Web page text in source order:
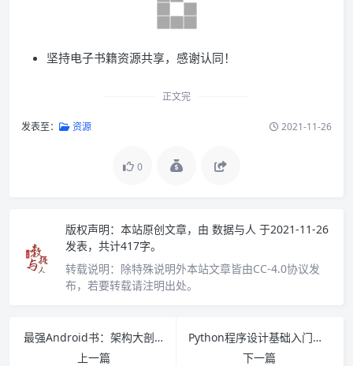
坚持电子书籍资源共享，感谢认同！
正文完
发表至： 资源 2021-11-26
0
版权声明： 本站原创文章，由 数据与人 于2021-11-26
发表，共计417字。
转载说明： 除特殊说明外本站文章皆由CC-4.0协议发
布，若要转载请注明出处。
最强Android书：架构大剖析 PDF下载
上一篇
Python程序设计基础入门与实战（微课版）PDF下载
下一篇